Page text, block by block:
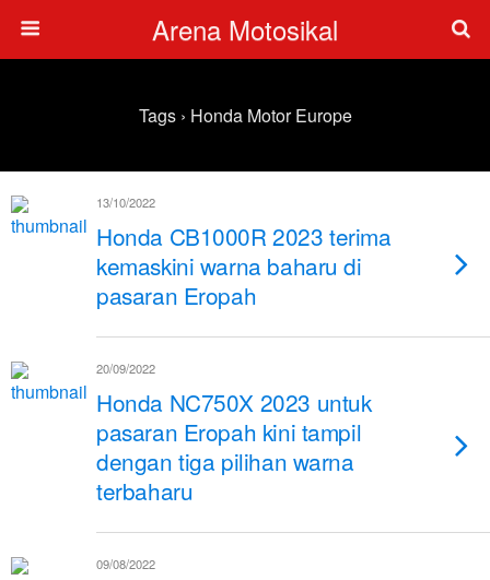
Arena Motosikal
Tags › Honda Motor Europe
13/10/2022
Honda CB1000R 2023 terima
kemaskini warna baharu di
pasaran Eropah
20/09/2022
Honda NC750X 2023 untuk
pasaran Eropah kini tampil
dengan tiga pilihan warna
terbaharu
09/08/2022